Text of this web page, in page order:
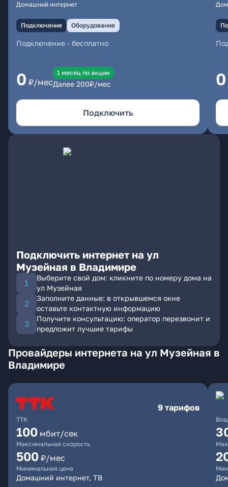
Домашний интернет
Подключение Оборудование
Подключение - бесплатно
0 ₽/мес
1 месяц по акции
Далее 200₽/мес
Подключить
0
Подключить интернет на ул
Музейная в Владимире
Выберите свой дом: кликните по номеру дома на
ул Музейная
Заполните данные: в открывшемся окне
оставьте контактную информацию
Получите консультацию: оператор перезвонит и
предложит лучшие тарифы
Провайдеры интернета на ул Музейная в
Владимире
ТТК
9 тарифов
100 мбит/сек
Максимальная скорость
500 ₽/мес
Минимальная цена
Домашний интернет, ТВ